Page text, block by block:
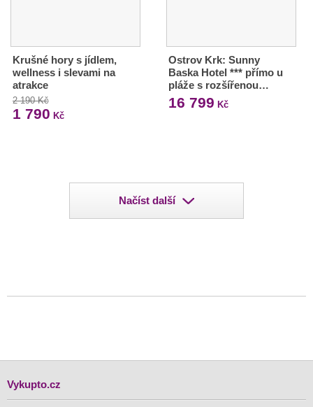
Krušné hory s jídlem,
wellness i slevami na
atrakce
2 190 Kč
1 790 Kč
Ostrov Krk: Sunny
Baska Hotel *** přímo u
pláže s rozšířenou…
16 799 Kč
Načíst další
Vykupto.cz